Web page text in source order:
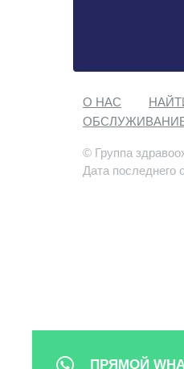
О НАС
© Группа
Дата последнего
ПРЯМОЙ